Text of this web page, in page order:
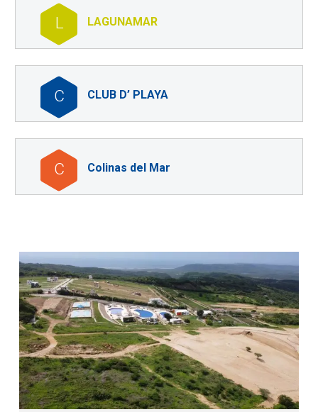
L LAGUNAMAR
C CLUB D’ PLAYA
C Colinas del Mar